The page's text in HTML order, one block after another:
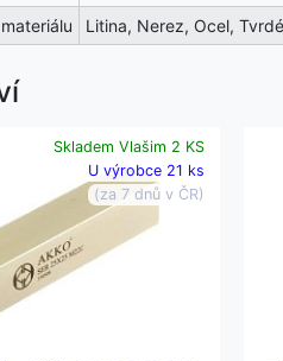
Litina, Nerez, Ocel,
Skladem Vlašim 2 KS
U výrobce 21 ks
(za 7 dnů v ČR)